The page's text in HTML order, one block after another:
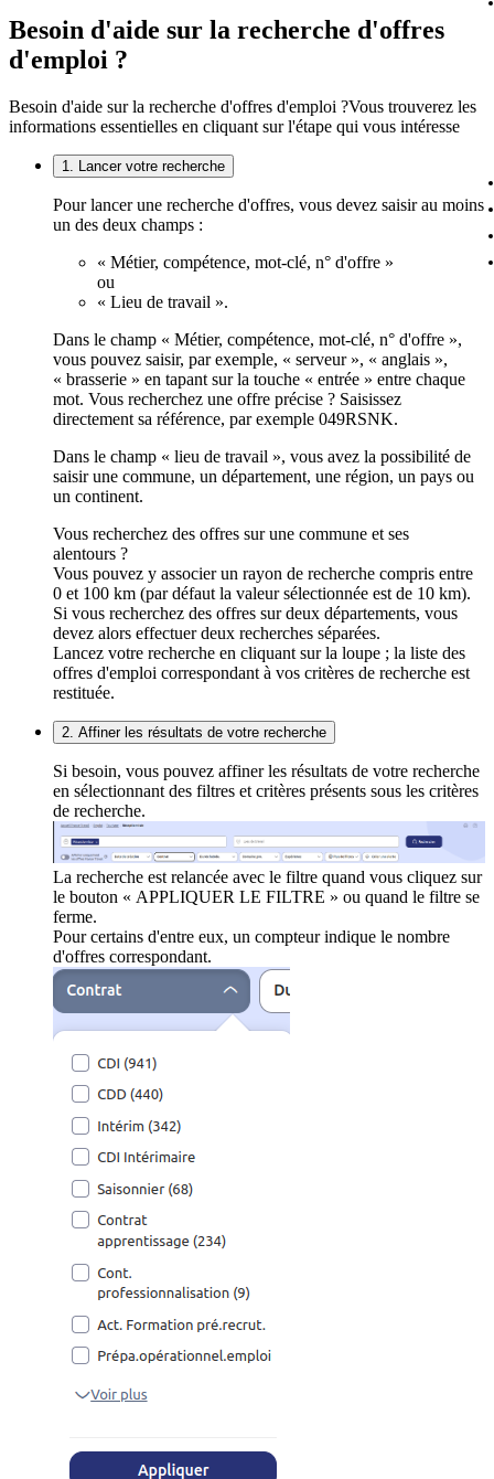
Besoin d'aide sur la recherche d'offres
d'emploi ?
Besoin d'aide sur la recherche d'offres d'emploi ?Vous trouverez les
informations essentielles en cliquant sur l'étape qui vous intéresse
1. Lancer votre recherche
Pour lancer une recherche d'offres, vous devez saisir au moins
un des deux champs :
« Métier, compétence, mot-clé, n° d'offre »
ou
« Lieu de travail ».
Dans le champ « Métier, compétence, mot-clé, n° d'offre »,
vous pouvez saisir, par exemple, « serveur », « anglais »,
« brasserie » en tapant sur la touche « entrée » entre chaque
mot. Vous recherchez une offre précise ? Saisissez
directement sa référence, par exemple 049RSNK.
Dans le champ « lieu de travail », vous avez la possibilité de
saisir une commune, un département, une région, un pays ou
un continent.
Vous recherchez des offres sur une commune et ses
alentours ?
Vous pouvez y associer un rayon de recherche compris entre
0 et 100 km (par défaut la valeur sélectionnée est de 10 km).
Si vous recherchez des offres sur deux départements, vous
devez alors effectuer deux recherches séparées.
Lancez votre recherche en cliquant sur la loupe ; la liste des
offres d'emploi correspondant à vos critères de recherche est
restituée.
2. Affiner les résultats de votre recherche
Si besoin, vous pouvez affiner les résultats de votre recherche
en sélectionnant des filtres et critères présents sous les critères
de recherche.
La recherche est relancée avec le filtre quand vous cliquez sur
le bouton « APPLIQUER LE FILTRE » ou quand le filtre se
ferme.
Pour certains d'entre eux, un compteur indique le nombre
d'offres correspondant.